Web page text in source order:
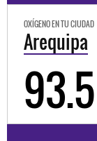
OXÍGENO EN TU CIUDAD
Trujillo
98.3